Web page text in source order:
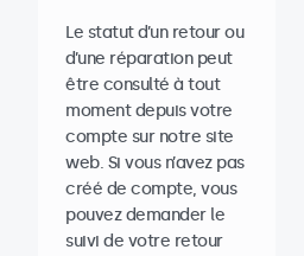
Le statut d’un retour ou
d’une réparation peut
être consulté à tout
moment depuis votre
compte sur notre site
web. Si vous n’avez pas
créé de compte, vous
pouvez demander le
suivi de votre retour